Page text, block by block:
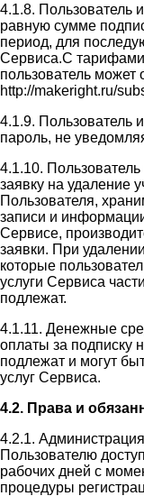
4.1.8. Пользователь
равную сумме
период, для
Сервиса.С
пользователь может
http://makeright.ru/
4.1.9. Пользователь
пароль, не
4.1.10.
заявку на удаление
Пользователя,
записи и
Сервисе,
заявки. При
которые
услуги Сервиса
подлежат.
4.1.11. Денежные
оплаты за подписку
подлежат и могут
услуг Сервиса.
4.2. Права и
4.2.1.
Пользователю
рабочих дней с
процедуры